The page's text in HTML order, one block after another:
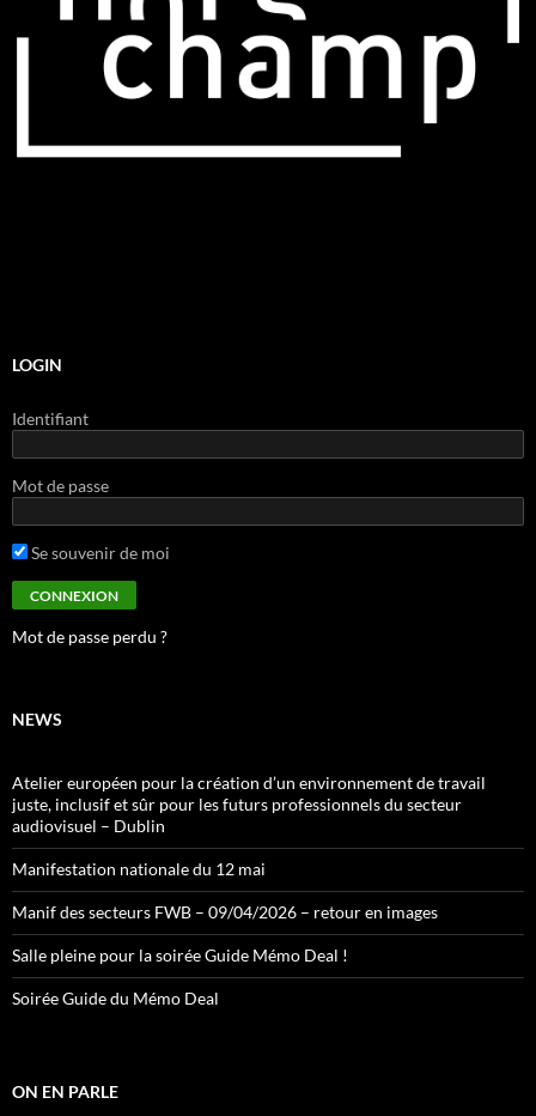
LOGIN
Identifiant
Mot de passe
Se souvenir de moi
Mot de passe perdu ?
NEWS
Atelier européen pour la création d’un environnement de travail
juste, inclusif et sûr pour les futurs professionnels du secteur
audiovisuel – Dublin
Manifestation nationale du 12 mai
Manif des secteurs FWB – 09/04/2026 – retour en images
Salle pleine pour la soirée Guide Mémo Deal !
Soirée Guide du Mémo Deal
ON EN PARLE